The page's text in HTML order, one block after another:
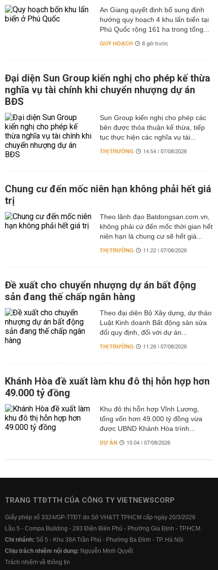
An Giang quyết định bổ sung định
hướng quy hoạch 4 khu lấn biển tại
Phú Quốc rộng 161 ha trong tổng...
QUY HOẠCH 8 giờ trước
Đại diện Sun Group kiến nghị cho phép kế thừa
nghĩa vụ tài chính khi chuyển nhượng dự án
BĐS
Sun Group kiến nghị cho phép các
bên được thỏa thuận kế thừa, tiếp
tục thực hiện các nghĩa vụ tài...
THỊ TRƯỜNG 14:54 | 07/08/2026
Chung cư đến mốc niên hạn không phải hết giá
trị
Theo lãnh đạo Batdongsan.com.vn,
không phải cứ đến mốc thời gian hết
niên hạn là chung cư sẽ hết giá...
THỊ TRƯỜNG 11:22 | 07/08/2026
Đề xuất cho chuyển nhượng dự án bất động
sản đang thế chấp ngân hàng
Theo đại diện Bộ Xây dựng, dự thảo
Luật Kinh doanh Bất động sản sửa
đổi quy định, đối với dự án...
THỊ TRƯỜNG 11:26 | 07/08/2026
Khánh Hòa đề xuất làm khu đô thị hỗn hợp hơn
49.000 tỷ đồng
Khu đô thị hỗn hợp Vĩnh Lương,
tổng vốn hơn 49.000 tỷ đồng vừa
được UBND Khánh Hòa trình...
DỰ ÁN 15:04 | 07/08/2026
TRANG TTĐTTH CỦA CÔNG TY VIETNEWSCORP
Giấy phép số 3324/GP-TTĐT do Sở VH&TT TPHCM cấp ngày 20/3/2026
Lầu 5 - Compa Building - 293 Điện Biên Phủ - Phường Gia Định - TP.HCM
Chi nhánh: Số 5 - Khu 38A Trần Phú - Phường Ba Đình - TP. Hà Nội
Chịu trách nhiệm nội dung: Nguyễn Minh Quyết
Trách nhiệm về thông tin